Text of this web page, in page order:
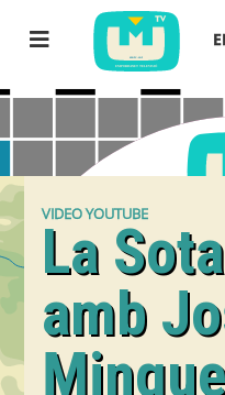
VIDEO YOUTUBE
La
amb